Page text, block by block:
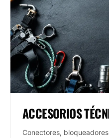
ACCESORIOS
Conectores,